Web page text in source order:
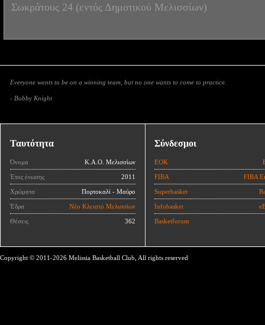
Σωκράτους 24 (εντός Δημοτικού Μελισσίων)
Everyone wants to be on a winning team, but no one wants to come to practice.
- Bobby Knight
Ταυτότητα
Όνομα Κ.Α.Ο. Μελισσίων
Έτος ένωσης 2011
Χρώματα Πορτοκαλί - Μαύρο
Έδρα Νέο Κλειστό Μελισσίων
Θέσεις 362
Σύνδεσμοι
ΕΟΚ
FIBA FIBA
Superbasket
Infobasket
Basketforum
Copyright © 2011-2026 Melissia Basketball Club, All rights reserved